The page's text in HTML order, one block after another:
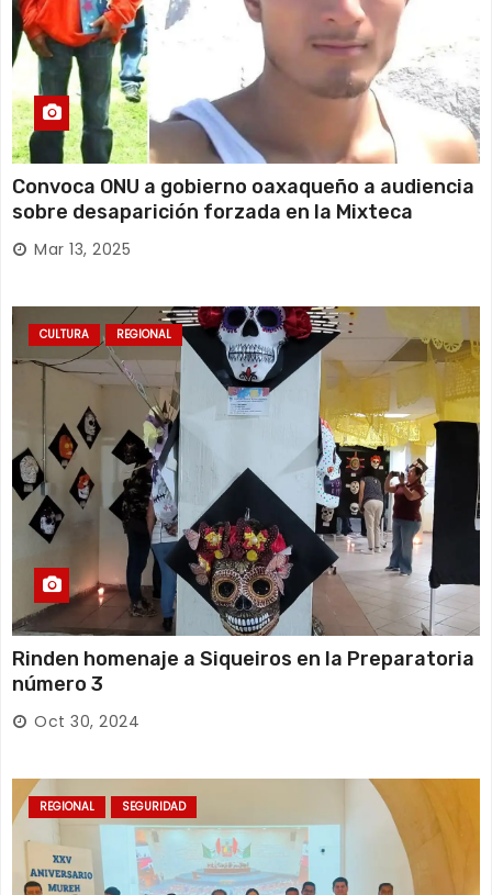
Convoca ONU a gobierno oaxaqueño a audiencia
sobre desaparición forzada en la Mixteca
Mar 13, 2025
CULTURA REGIONAL
Rinden homenaje a Siqueiros en la Preparatoria
número 3
Oct 30, 2024
REGIONAL SEGURIDAD